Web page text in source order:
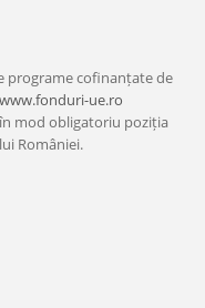
programe cofinanțate de
www.fonduri-ue.ro
mod obligatoriu poziția
României.